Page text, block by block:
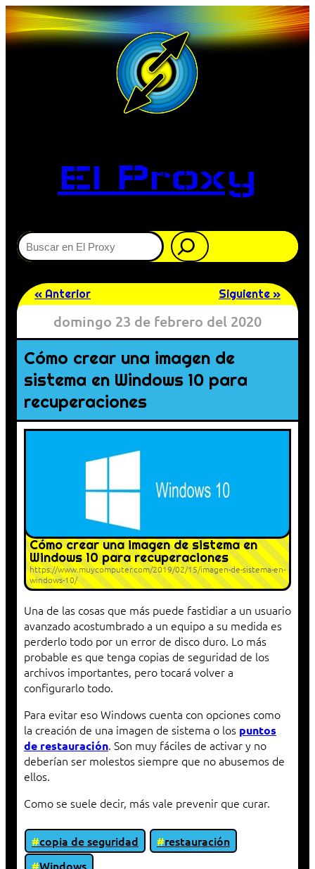
El Proxy
Buscar
« Anterior Siguiente »
domingo 23 de febrero del 2020
Cómo crear una imagen de
sistema en Windows 10 para
recuperaciones
Cómo crear una imagen de sistema en
Windows 10 para recuperaciones
https://www.muycomputer.com/2019/02/15/imagen-de-sistema-en-
windows-10/
Una de las cosas que más puede fastidiar a un usuario
avanzado acostumbrado a un equipo a su medida es
perderlo todo por un error de disco duro. Lo más
probable es que tenga copias de seguridad de los
archivos importantes, pero tocará volver a
configurarlo todo.
Para evitar eso Windows cuenta con opciones como
la creación de una imagen de sistema o los puntos
de restauración. Son muy fáciles de activar y no
deberían ser molestos siempre que no abusemos de
ellos.
Como se suele decir, más vale prevenir que curar.
copia de seguridad
restauración
Windows